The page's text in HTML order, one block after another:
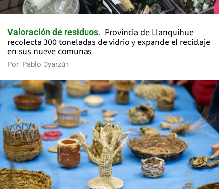
Valoración de residuos
Provincia de Llanquihue
recolecta 300 toneladas de vidrio y expande el reciclaje
en sus nueve comunas
Por Pablo Oyarzún